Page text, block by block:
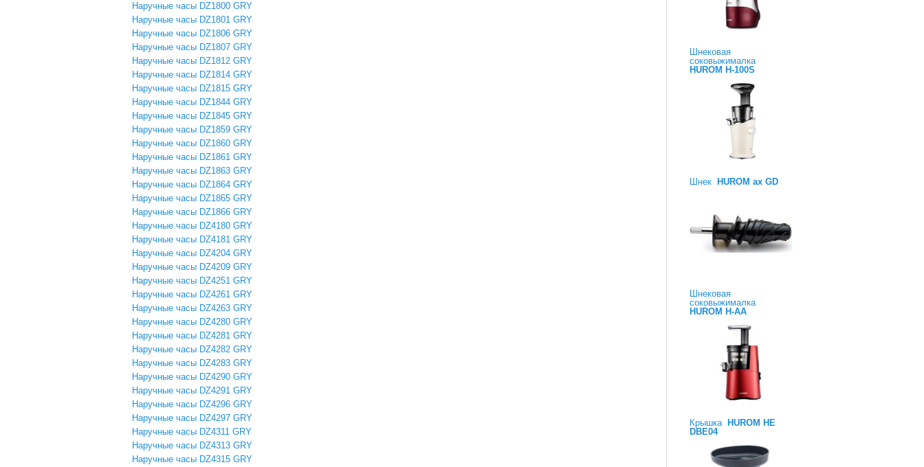
Наручные часы DZ1800 GRY
Наручные часы DZ1801 GRY
Наручные часы DZ1806 GRY
Наручные часы DZ1807 GRY
Наручные часы DZ1812 GRY
Наручные часы DZ1814 GRY
Наручные часы DZ1815 GRY
Наручные часы DZ1844 GRY
Наручные часы DZ1845 GRY
Наручные часы DZ1859 GRY
Наручные часы DZ1860 GRY
Наручные часы DZ1861 GRY
Наручные часы DZ1863 GRY
Наручные часы DZ1864 GRY
Наручные часы DZ1865 GRY
Наручные часы DZ1866 GRY
Наручные часы DZ4180 GRY
Наручные часы DZ4181 GRY
Наручные часы DZ4204 GRY
Наручные часы DZ4209 GRY
Наручные часы DZ4251 GRY
Наручные часы DZ4261 GRY
Наручные часы DZ4263 GRY
Наручные часы DZ4280 GRY
Наручные часы DZ4281 GRY
Наручные часы DZ4282 GRY
Наручные часы DZ4283 GRY
Наручные часы DZ4290 GRY
Наручные часы DZ4291 GRY
Наручные часы DZ4296 GRY
Наручные часы DZ4297 GRY
Наручные часы DZ4311 GRY
Наручные часы DZ4313 GRY
Наручные часы DZ4315 GRY
Шнековая
соковыжималка
HUROM H-100S
Шнек HUROM ax GD
Шнековая
соковыжималка
HUROM H-AA
Крышка HUROM HE
DBE04